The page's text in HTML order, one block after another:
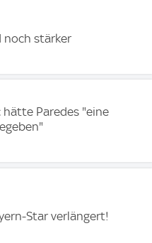
noch stärker
hätte Paredes "eine
Star verlängert!